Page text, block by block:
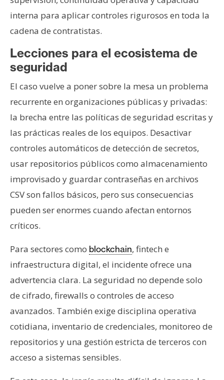
interna para aplicar controles rigurosos en toda la
cadena de contratistas.
Lecciones para el ecosistema de
seguridad
El caso vuelve a poner sobre la mesa un problema
recurrente en organizaciones públicas y privadas:
la brecha entre las políticas de seguridad escritas y
las prácticas reales de los equipos. Desactivar
controles automáticos de detección de secretos,
usar repositorios públicos como almacenamiento
improvisado y guardar contraseñas en archivos
CSV son fallos básicos, pero sus consecuencias
pueden ser enormes cuando afectan entornos
críticos.
Para sectores como blockchain, fintech e
infraestructura digital, el incidente ofrece una
advertencia clara. La seguridad no depende solo
de cifrado, firewalls o controles de acceso
avanzados. También exige disciplina operativa
cotidiana, inventario de credenciales, monitoreo de
repositorios y una gestión estricta de terceros con
acceso a sistemas sensibles.